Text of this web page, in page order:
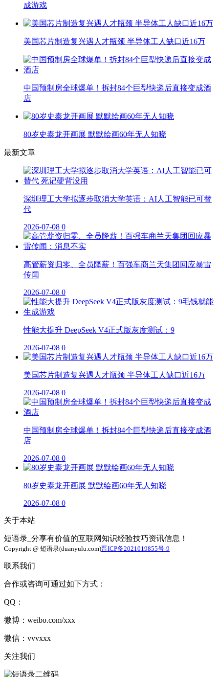
成游戏
美国芯片制造复兴遇人才瓶颈 半导体工人缺口近16万
中国预制房全球爆单！拆封84个巨型快递后直接变成酒
店
80岁史泰龙开画展 默默绘画60年无人知晓
最新文章
深圳理工大学拟逐步取消大学英语：AI人工智能已可替
代
2026-07-08 0
高管薪资归零、全员降薪！百强车商兰天集团回应暴雷
传闻
2026-07-08 0
性能大提升 DeepSeek V4正式版灰度测试：9
2026-07-08 0
美国芯片制造复兴遇人才瓶颈 半导体工人缺口近16万
2026-07-08 0
中国预制房全球爆单！拆封84个巨型快递后直接变成酒
店
2026-07-08 0
80岁史泰龙开画展 默默绘画60年无人知晓
2026-07-08 0
关于本站
短语录_分享有价值的互联网知识经验技巧资讯信息！
Copyright @ 短语录(duanyulu.com)晋ICP备2021019855号-9
联系我们
合作或咨询可通过如下方式：
QQ：
微博：weibo.com/xxx
微信：vvvxxx
关注我们